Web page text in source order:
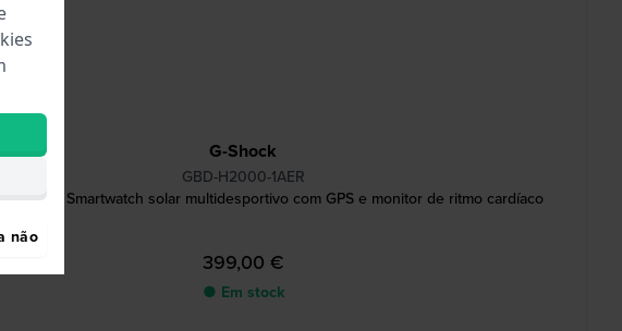
G-Shock
GBD-H2000-1AER
52.6 mm Smartwatch solar multidesportivo com GPS e monitor de ritmo cardíaco
399,00 €
● Em stock
não